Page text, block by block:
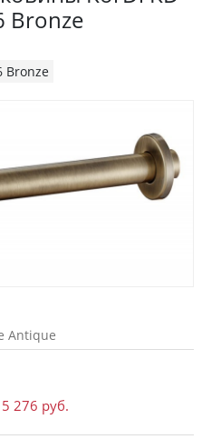
Bronze
Bronze
Antique
5 276 руб.